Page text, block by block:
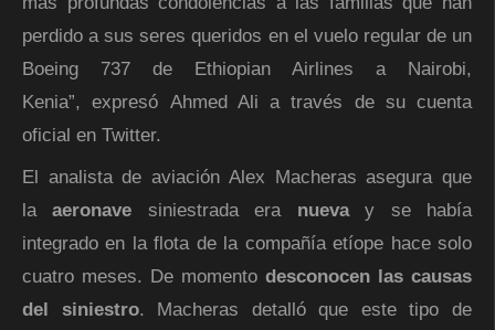
perdido a sus seres queridos en el vuelo regular de un
Boeing 737 de Ethiopian Airlines a Nairobi,
Kenia”, expresó Ahmed Ali a través de su cuenta
oficial en Twitter.
El analista de aviación Alex Macheras asegura que
laaeronave siniestrada eranuevay se había
integrado en la flota de la compañía etíope hace solo
cuatro meses. De momento desconocen las causas
del siniestro. Macheras detalló que este tipo de